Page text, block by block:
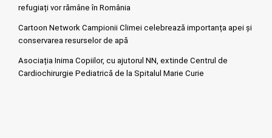
refugiați vor rămâne în România
Cartoon Network Campionii Climei celebrează importanța apei și
conservarea resurselor de apă
Asociația Inima Copiilor, cu ajutorul NN, extinde Centrul de
Cardiochirurgie Pediatrică de la Spitalul Marie Curie